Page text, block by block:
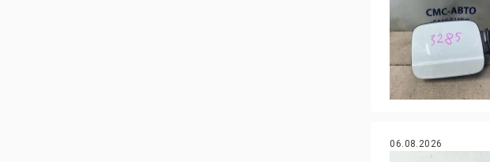
06.08.2026